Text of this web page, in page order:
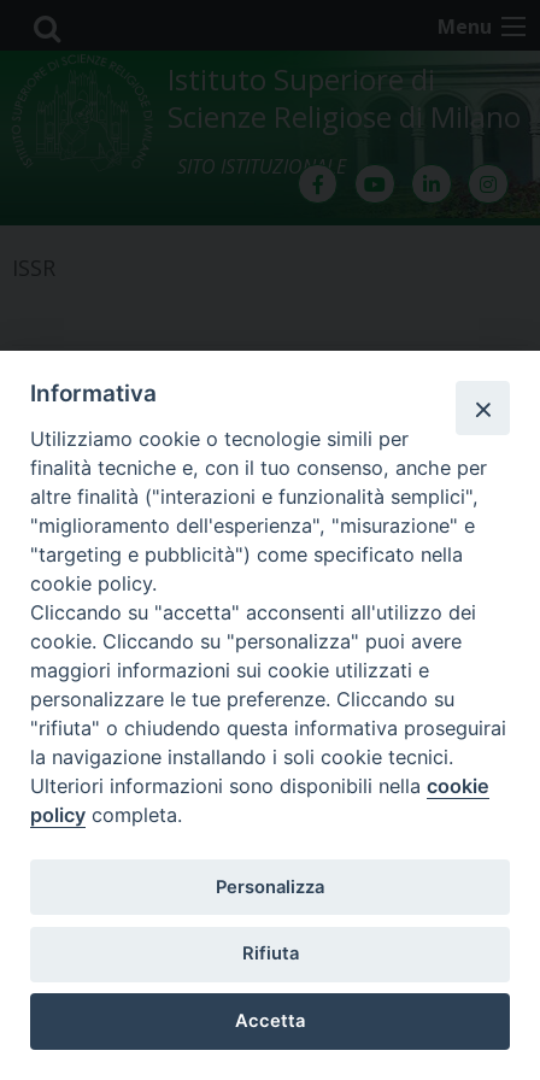
Skip
content
Menu
Istituto Superiore di
Scienze Religiose di Milano
SITO ISTITUZIONALE
La specificità delle Scienze religiose
in rapporto alla Teologia
ALBERTO COZZI ISSR LINK 2 DICEMBRE 2023
L’Istituto Superiore di Scienze
Religiose di Milano: cinquant’anni al
servizio di fede e cultura
ALBERTO COZZI ISSR LINK 2 DICEMBRE 2023
@2022 - Istituto Superiore di Scienze Religiose di Milano, via
Cavalieri del Santo Sepolcro 3 - Milano
Informativa
Utilizziamo cookie o tecnologie simili per
finalità tecniche e, con il tuo consenso, anche per
altre finalità ("interazioni e funzionalità semplici",
"miglioramento dell'esperienza", "misurazione" e
"targeting e pubblicità") come specificato nella
cookie policy.
Cliccando su "accetta" acconsenti all'utilizzo dei
cookie. Cliccando su "personalizza" puoi avere
maggiori informazioni sui cookie utilizzati e
personalizzare le tue preferenze. Cliccando su
"rifiuta" o chiudendo questa informativa proseguirai
la navigazione installando i soli cookie tecnici.
Ulteriori informazioni sono disponibili nellacookie
policy completa.
Personalizza
Rifiuta
Accetta